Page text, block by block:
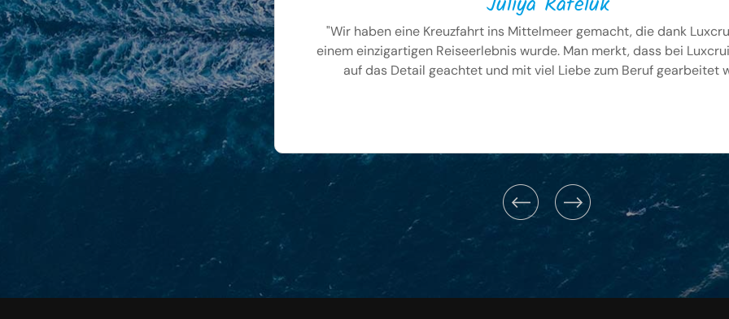
"Wir haben eine Kreuzfahrt ins Mittelmeer gemacht, die dank
einem einzigartigen Reiseerlebnis wurde. Man merkt, dass bei
auf das Detail geachtet und mit viel Liebe zum Beruf gearbeitet